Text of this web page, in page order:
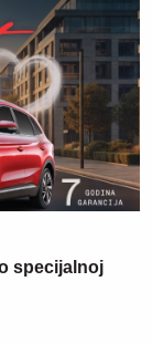
specijalnoj